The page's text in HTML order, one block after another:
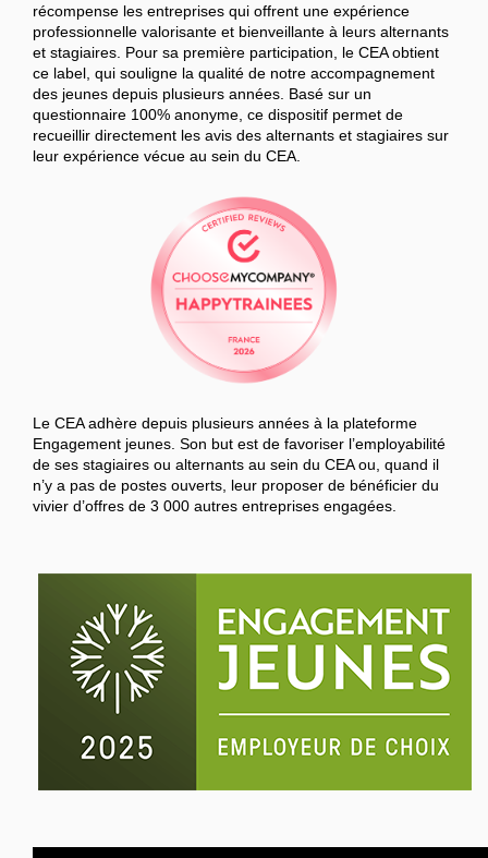
récompense les entreprises qui offrent une expérience
professionnelle valorisante et bienveillante à leurs alternants
et stagiaires. Pour sa première participation, le CEA obtient
ce label, qui souligne la qualité de notre accompagnement
des jeunes depuis plusieurs années. Basé sur un
questionnaire 100% anonyme, ce dispositif permet de
recueillir directement les avis des alternants et stagiaires sur
leur expérience vécue au sein du CEA.
Le CEA adhère depuis plusieurs années à la plateforme
Engagement jeunes. Son but est de favoriser l’employabilité
de ses stagiaires ou alternants au sein du CEA ou, quand il
n’y a pas de postes ouverts, leur proposer de bénéficier du
vivier d’offres de 3 000 autres entreprises engagées.